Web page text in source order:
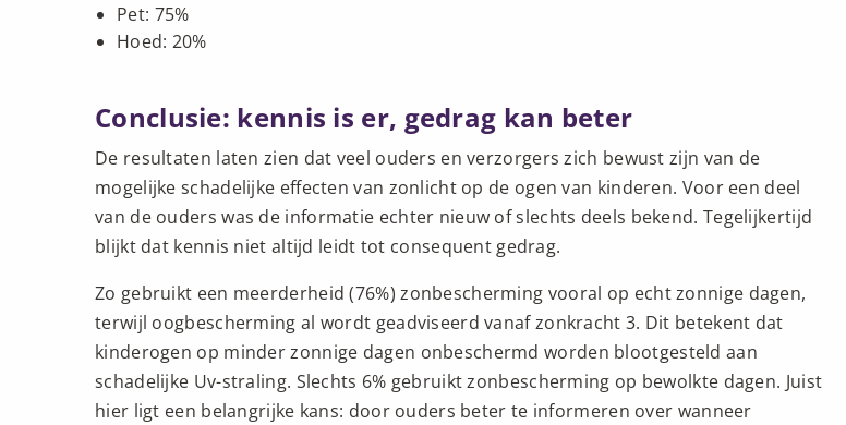
Pet: 75%
Hoed: 20%
Conclusie: kennis is er, gedrag kan beter
De resultaten laten zien dat veel ouders en verzorgers zich bewust zijn van de
mogelijke schadelijke effecten van zonlicht op de ogen van kinderen. Voor een deel
van de ouders was de informatie echter nieuw of slechts deels bekend. Tegelijkertijd
blijkt dat kennis niet altijd leidt tot consequent gedrag.
Zo gebruikt een meerderheid (76%) zonbescherming vooral op echt zonnige dagen,
terwijl oogbescherming al wordt geadviseerd vanaf zonkracht 3. Dit betekent dat
kinderogen op minder zonnige dagen onbeschermd worden blootgesteld aan
schadelijke Uv-straling. Slechts 6% gebruikt zonbescherming op bewolkte dagen. Juist
hier ligt een belangrijke kans: door ouders beter te informeren over wanneer